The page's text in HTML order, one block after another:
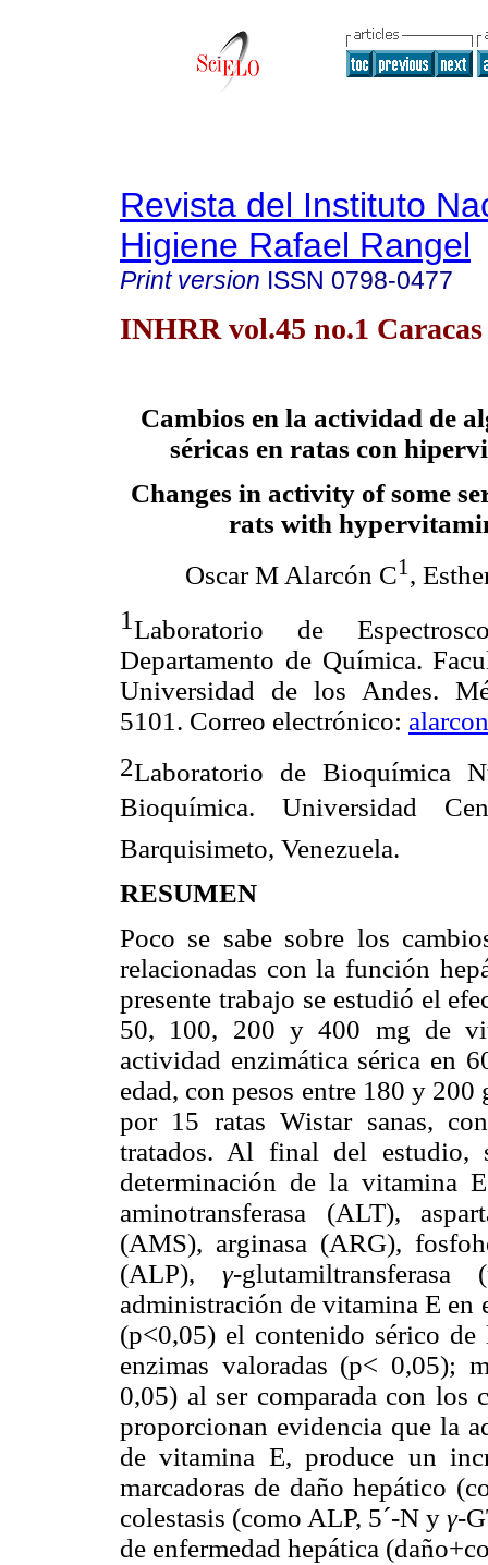
Revista del Instituto
Higiene Rafael Rangel
Print version ISSN 0798-0477
INHRR vol.45 no.1 Caracas
Cambios en la actividad de
séricas en ratas con
Changes in activity of some
rats with
Oscar M Alarcón C1 ,
1Laboratorio de
Departamento de Química.
Universidad de los Andes.
5101. Correo electrónico:
2Laboratorio de Bioquímica
Bioquímica. Universidad
Barquisimeto, Venezuela.
RESUMEN
Poco se sabe sobre los
relacionadas con la función
presente trabajo se estudió el
50, 100, 200 y 400 mg de
actividad enzimática sérica en
edad, con pesos entre 180 y
por 15 ratas Wistar sanas,
tratados. Al final del estudio,
determinación de la vitamina
aminotransferasa (ALT),
(AMS), arginasa (ARG),
(ALP), γ-glutamiltransferasa (
administración de vitamina E en
(p<0,05) el contenido sérico
enzimas valoradas (p< 0,05);
0,05) al ser comparada con los
proporcionan evidencia que la
de vitamina E, produce un
marcadoras de daño hepático
colestasis (como ALP, 5´-N y γ-
de enfermedad hepática